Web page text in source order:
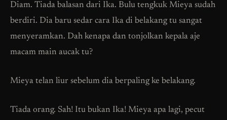
Diam. Tiada balasan dari Ika. Bulu tengkuk Mieya sudah
berdiri. Dia baru sedar cara Ika di belakang tu sangat
menyeramkan. Dah kenapa dan tonjolkan kepala aje
macam main aucak tu?
Mieya telan liur sebelum dia berpaling ke belakang.
Tiada orang. Sah! Itu bukan Ika! Mieya apa lagi, pecut